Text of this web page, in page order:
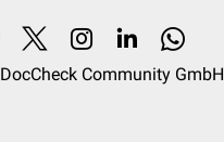
DocCheck Community GmbH